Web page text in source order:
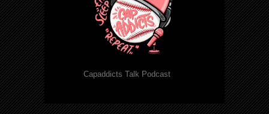
Capaddicts Talk Podcast